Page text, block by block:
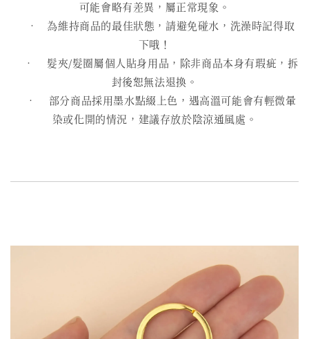
可能會略有差異，屬正常現象。
• 為維持商品的最佳狀態，請避免碰水，洗澡時記得取
下哦！
• 髮夾/髮圈屬個人貼身用品，除非商品本身有瑕疵，拆
封後恕無法退換。
• 部分商品採用墨水點綴上色，遇高溫可能會有輕微暈
染或化開的情況，建議存放於陰涼通風處。